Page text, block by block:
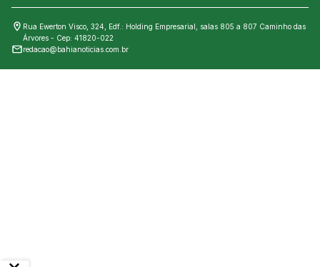
Rua Ewerton Visco, 324, Edf.: Holding Empresarial, salas 805 a 807 Caminho das
Árvores - Cep: 41820-022
redacao@bahianoticias.com.br